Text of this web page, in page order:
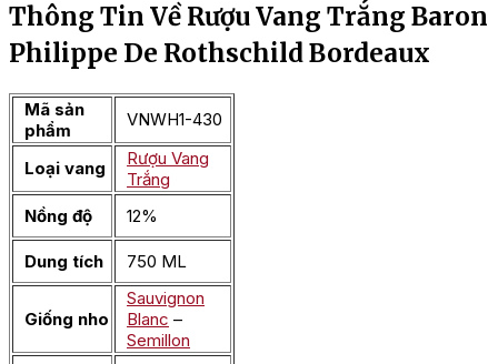
Thông Tin Về Rượu Vang Trắng Baron
Philippe De Rothschild Bordeaux
Mã sản
phẩm
VNWH1-430
Loại vang
Rượu Vang
Trắng
Nồng độ
12%
Dung tích 750 ML
Giống nho
Sauvignon
Blanc –
Semillon